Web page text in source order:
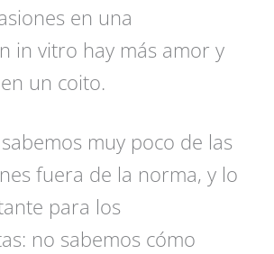
en una
in vitro hay más amor y
un coito.
muy poco de las
fuera de la norma, y lo
para los
no sabemos cómo